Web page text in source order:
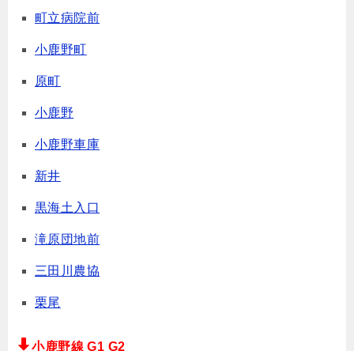
町立病院前
小鹿野町
原町
小鹿野
小鹿野車庫
新井
黒海土入口
滝原団地前
三田川農協
栗尾
小鹿野線 G1 G2